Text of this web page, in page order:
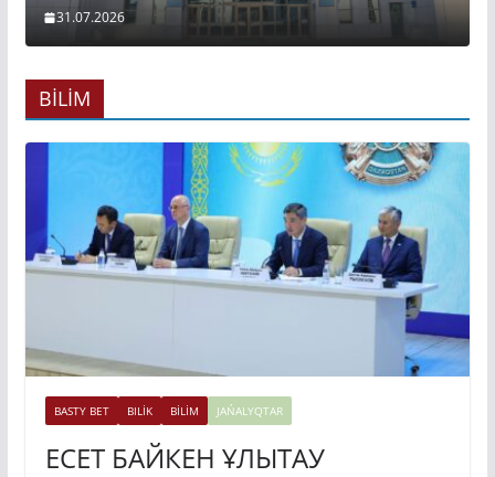
31.07.2026
BİLİM
BASTY BET BILİK BİLİM JAŃALYQTAR
ЕСЕТ БАЙКЕН ҰЛЫТАУ